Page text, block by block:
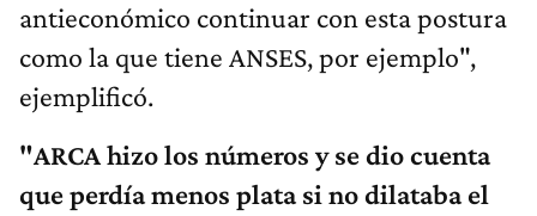
antieconómico continuar con esta postura
como la que tiene ANSES, por ejemplo",
ejemplificó.
"ARCA hizo los números y se dio cuenta
que perdía menos plata si no dilataba el